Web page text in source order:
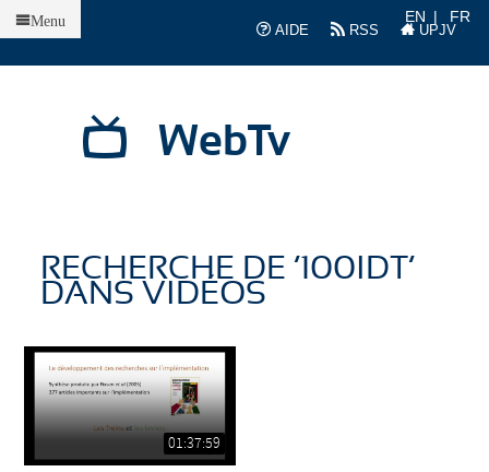
AIDE
RSS UPJV
EN FR
WebTv
Menu
RECHERCHE DE ’100IDT’
DANS VIDÉOS
01:37:59